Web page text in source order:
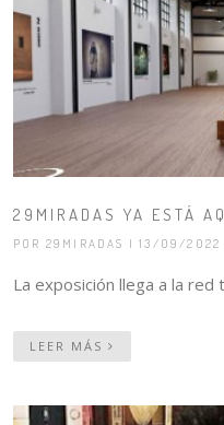
29MIRADAS YA ESTÁ
POR 29MIRADAS | 13/09/2022
La exposición llega a la
LEER MÁS